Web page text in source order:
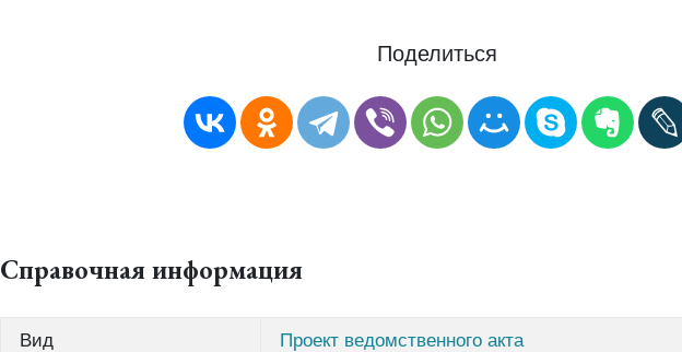
Поделиться
Справочная информация
Вид Проект ведомственного акта